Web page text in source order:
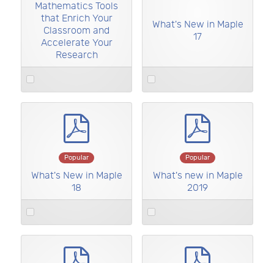
Mathematics Tools
that Enrich Your
Classroom and
Accelerate Your
Research
Select
an
item
What's New in Maple
17
Select
an
item
Popular
What's New in Maple
18
Select
an
item
Popular
What's new in Maple
2019
Select
an
item